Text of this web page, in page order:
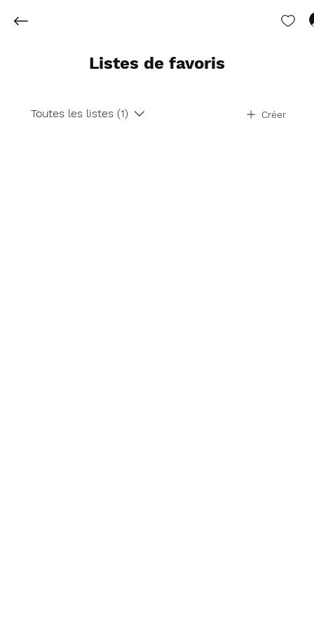
Toutes les listes (1) Créer
Listes de favoris